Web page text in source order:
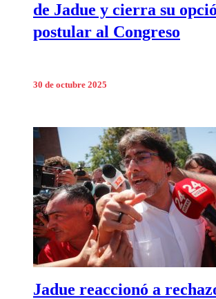
de Jadue y cierra su
postular al Congreso
30 de octubre 2025
Jadue reaccionó a